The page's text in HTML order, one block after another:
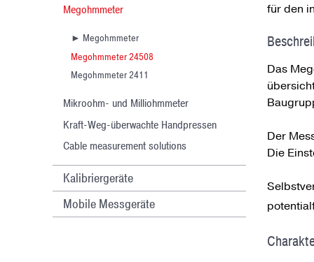
Megohmmeter
► Megohmmeter
Megohmmeter 24508
Megohmmeter 2411
Mikroohm- und Milliohmmeter
Kraft-Weg-überwachte Handpressen
Cable measurement solutions
Kalibriergeräte
Mobile Messgeräte
für den
Das
Der
Die